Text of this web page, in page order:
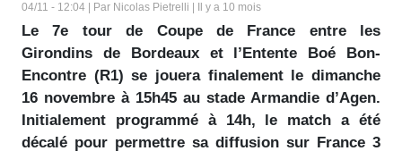
04/11 - 12:04 | Par Nicolas Pietrelli | Il y a 10 mois
Le 7e tour de Coupe de France entre les
Girondins de Bordeaux et l’Entente Boé Bon-
Encontre (R1) se jouera finalement le dimanche
16 novembre à 15h45 au stade Armandie d’Agen.
Initialement programmé à 14h, le match a été
décalé pour permettre sa diffusion sur France 3